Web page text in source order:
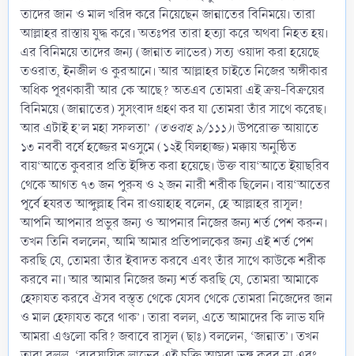
তাদের জান ও মাল খরিদ করে নিয়েছেন জান্নাতের বিনিময়ে। তারা
আল্লাহর রাস্তায় যুদ্ধ করে। অতঃপর তারা হত্যা করে অথবা নিহত হয়।
এর বিনিময়ে তাদের জন্য (জান্নাত লাভের) সত্য ওয়াদা করা হয়েছে
তওরাত, ইনজীল ও কুরআনে। আর আল্লাহর চাইতে নিজের অঙ্গীকার
অধিক পূরণকারী আর কে আছে? অতএব তোমরা এই ক্রয়-বিক্রয়ের
বিনিময়ে (জান্নাতের) সুসংবাদ গ্রহণ কর যা তোমরা তাঁর সাথে করেছ।
আর এটাই হ’ল মহা সফলতা’ (তওবাহ ৯/১১১)। উপরোক্ত আয়াতে
১৩ নববী বর্ষে হজ্জের মওসুমে (১২ই যিলহাজ্জ) মক্কায় অনুষ্ঠিত
বায়‘আতে কুবরার প্রতি ইঙ্গিত করা হয়েছে। উক্ত বায়‘আতে ইয়াছরিব
থেকে আগত ৭৩ জন পুরুষ ও ২ জন নারী শরীক ছিলেন। বায়‘আতের
পূর্বে হযরত আব্দুল্লাহ বিন রাওয়াহাহ বলেন, হে আল্লাহর রাসূল!
আপনি আপনার প্রভুর জন্য ও আপনার নিজের জন্য শর্ত পেশ করুন।
তখন তিনি বললেন, আমি আমার প্রতিপালকের জন্য এই শর্ত পেশ
করছি যে, তোমরা তাঁর ইবাদত করবে এবং তাঁর সাথে কাউকে শরীক
করবে না। আর আমার নিজের জন্য শর্ত করছি যে, তোমরা আমাকে
হেফাযত করবে ঐসব বস্ত্ত থেকে যেসব থেকে তোমরা নিজেদের জান
ও মাল হেফাযত করে থাক’। তারা বলল, এতে আমাদের কি লাভ যদি
আমরা এগুলো করি? জবাবে রাসূল (ছাঃ) বললেন, ‘জান্নাত’। তখন